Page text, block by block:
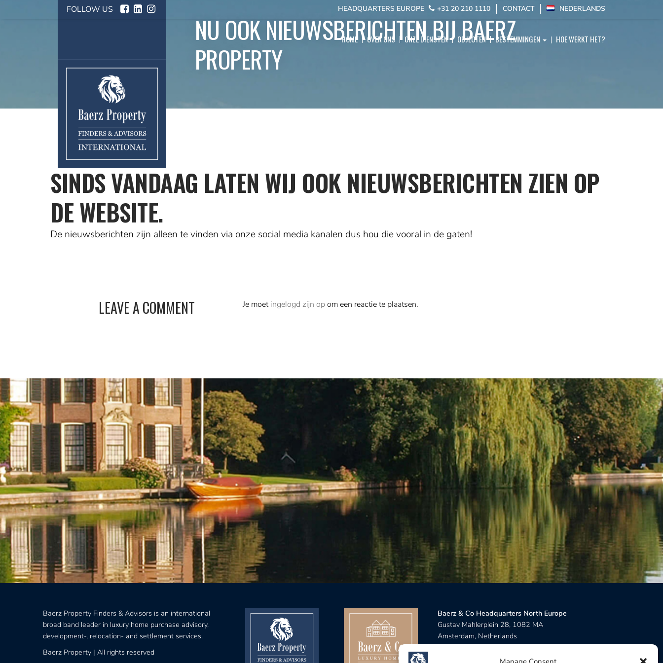
FOLLOW US HEADQUARTERS EUROPE +31 20 210 1110 CONTACT NEDERLANDS
HOME OVER ONS ONZE DIENSTEN OBJECTEN BESTEMMINGEN HOE WERKT HET?
NU OOK NIEUWSBERICHTEN BIJ BAERZ
PROPERTY
SINDS VANDAAG LATEN WIJ OOK NIEUWSBERICHTEN ZIEN OP
DE WEBSITE.
De nieuwsberichten zijn alleen te vinden via onze social media kanalen dus hou die vooral in de gaten!
LEAVE A COMMENT Je moet ingelogd zijn opom een reactie te plaatsen.
AUSTRIA: Salzburg, Tirol, Vorarlberg, Wenen
BELGIUM:
Antwerp, Baarle-Hertog, Brasschaat,
Knokke
CARRIBEAN NETHERLANDS:Bonaire
CROATIA:Dubrovnik, Istria, Split/Brač, Zagreb
CYPRUS:Lefkosa (Nicosia), Limassol
EGYPT:Alexandrië, Caïro, El Gouna, Hurghada,
New Capital, Red Sea Area, Safaga, Sahl Hashees,
Somabay
FRANCE:Alpe d’Huez, Antibes, Cannes, Cap
Ferrat, Courchevel, Deauville, Grimaud, La Croix-
Valmer, Megève, Mougins, Nice, Paris, Sainte-
Maxime, Saint-Gervais Mont-Blanc, Saint-Martin
de Belleville, St. Tropez, Val D’Isère, Veigy
Foncenex
GREECE:Athens, Hermione, Nafplio, Porto Heli,
Spetses, Voula
IRELAND:Cork, Dublin
ITALY:Amalfi, Dolceacqua, Dolimiti, Lago di Garda,
Lago Maggiore, Le Marche, Liguria, Milano,
Piemonte, Puglia, Sardegna, Toscana, Valle
d’Aosta
LUXEMBOURG:Luxembourg
MAURITIUS:
Grand Baie, Port Louis
MEXICO:
Yucatán
MONACO:Monaco
MONTENEGRO:Budva, Kolašin, Kotor, Luštica,
Podgorica, Tivat
NETHERLANDS:Aerdenhout, Alkmaar, Alphen a/d
Rijn, Amstelveen, Amsterdam, Apeldoorn,
Arnhem, Baarle-Nassau, Bergen NH,
Bergschenhoek, Berkel-Enschot, Blaricum,
Bloemendaal, Breda, Breukelen, Delft, Deurne,
Dordrecht, Eersel, Eindhoven, Elburg, Halsteren,
Harderwijk, Heerlen, Helmond, Hengelo, Hulsberg,
Kaatsheuvel, Landsmeer, Leeuwarden, Leiden,
Lisse, Lochem, Maastricht, Mijdrecht, Naarden,
Nijmegen, Nuenen, Oisterwijk, Oldenzaal,
Roermond, Rotterdam, Sittard, Stein, The Hague,
Velp, Venlo/Tegelen, Vlijmen, Waalwijk,
Zaltbommel, Zeewolde, Zwolle
PORTUGAL:Algarve, Cascais, Estoril, Lisboa,
Porto
SPAIN:Barcelona, Costa Blanca North, Costa
Blanca South, Costa Brava, Costa Calida, Costa del
Sol, Madrid, Valencia
BALEARICS:Formentera, Ibiza, Mallorca, Menorca
CANARIAS: Tenerife
UAE:
Dubai
SWITZERLAND:
Andermatt, Brienz, Crans
Montana, Genève, Grindelwald, Gstaad-Saanen,
Martigny, St. Moritz, Verbier, Wengen
Baerz Property Finders & Advisors is an international
broad band leader in luxury home purchase advisory,
development-, relocation- and settlement services.
Baerz Property | All rights reserved
Baerz & Co Headquarters North Europe
Gustav Mahlerplein 28, 1082 MA
Amsterdam, Netherlands